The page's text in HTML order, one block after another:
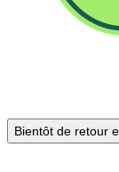
Bientôt de retour